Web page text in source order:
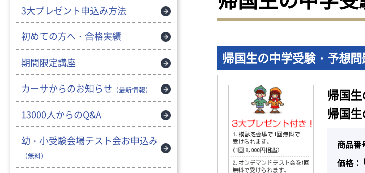
帰国生の中学受験・予想
帰国
帰国
商品番
価格：
3大プレゼント申込み方法
初めての方へ・合格実績
期間限定講座
カーサからのお知らせ （最新情報）
13000人からのQ&A
幼・小受験会場テスト会お申込み
（無料）